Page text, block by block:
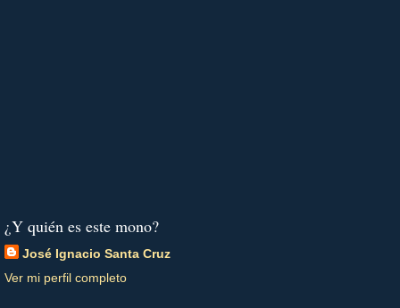
¿Y quién es este mono?
José Ignacio Santa Cruz
Ver mi perfil completo